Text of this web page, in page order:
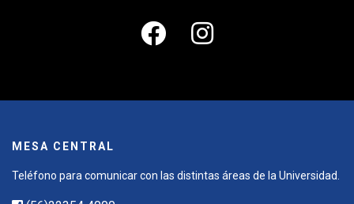
MESA CENTRAL
Teléfono para comunicar con las distintas áreas de la Universidad.